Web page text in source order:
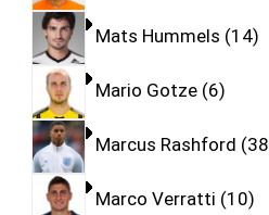
Mats Hummels 14
Mario Gotze 6
Marcus Rashford 38
Marco Verratti 10